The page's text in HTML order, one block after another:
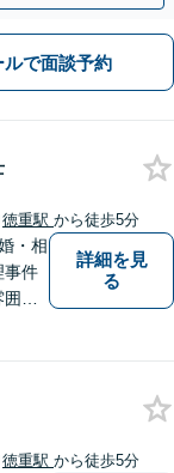
ルで面談予約
徳重駅 から徒歩5分
・相
事件
気
詳細を見
る
徳重駅 から徒歩5分